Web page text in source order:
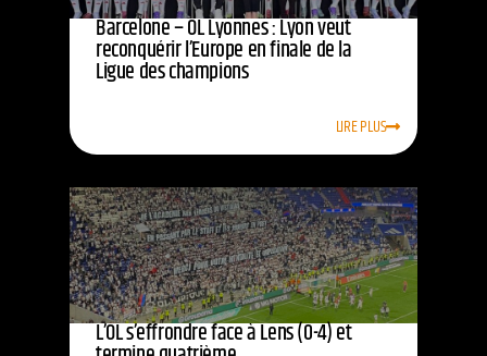
Barcelone – OL Lyonnes : Lyon veut
reconquérir l’Europe en finale de la
Ligue des champions
LIRE PLUS
L’OL s’effrondre face à Lens (0-4) et